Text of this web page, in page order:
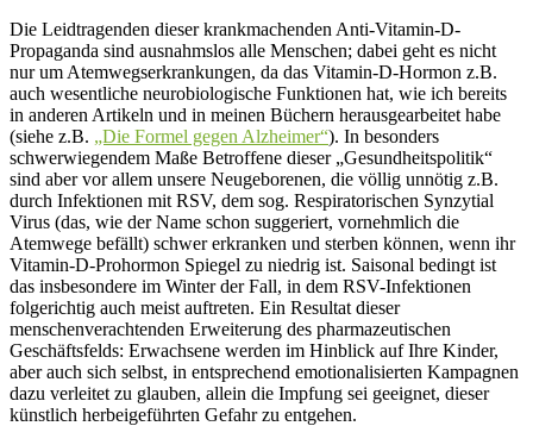
Die Leidtragenden dieser krankmachenden Anti-Vitamin-D-
Propaganda sind ausnahmslos alle Menschen; dabei geht es nicht
nur um Atemwegserkrankungen, da das Vitamin-D-Hormon z.B.
auch wesentliche neurobiologische Funktionen hat, wie ich bereits
in anderen Artikeln und in meinen Büchern herausgearbeitet habe
(siehe z.B. „Die Formel gegen Alzheimer“). In besonders
schwerwiegendem Maße Betroffene dieser „Gesundheitspolitik“
sind aber vor allem unsere Neugeborenen, die völlig unnötig z.B.
durch Infektionen mit RSV, dem sog. Respiratorischen Synzytial
Virus (das, wie der Name schon suggeriert, vornehmlich die
Atemwege befällt) schwer erkranken und sterben können, wenn ihr
Vitamin-D-Prohormon Spiegel zu niedrig ist. Saisonal bedingt ist
das insbesondere im Winter der Fall, in dem RSV-Infektionen
folgerichtig auch meist auftreten. Ein Resultat dieser
menschenverachtenden Erweiterung des pharmazeutischen
Geschäftsfelds: Erwachsene werden im Hinblick auf Ihre Kinder,
aber auch sich selbst, in entsprechend emotionalisierten Kampagnen
dazu verleitet zu glauben, allein die Impfung sei geeignet, dieser
künstlich herbeigeführten Gefahr zu entgehen.